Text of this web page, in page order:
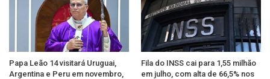
Papa Leão 14 visitará Uruguai,
Argentina e Peru em novembro,
Fila do INSS cai para 1,55 milhão
em julho, com alta de 66,5% nos